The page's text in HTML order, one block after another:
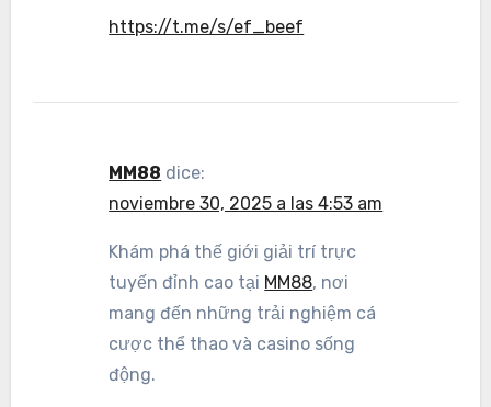
https://t.me/s/ef_beef
MM88 dice:
noviembre 30, 2025 a las 4:53 am
Khám phá thế giới giải trí trực
tuyến đỉnh cao tại MM88, nơi
mang đến những trải nghiệm cá
cược thể thao và casino sống
động.